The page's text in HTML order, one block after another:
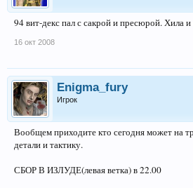
94 вит-декс пал с сакрой и пресюрой. Хила
16 окт 2008
Enigma_fury
Игрок
Вообщем приходите кто сегодня может на
детали и тактику.
СБОР В ИЗЛУДЕ(левая ветка) в 22.00